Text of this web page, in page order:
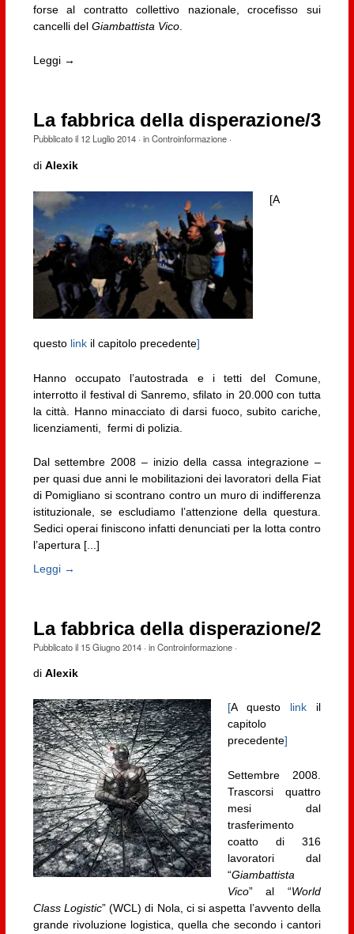
forse al contratto collettivo nazionale, crocefisso sui
cancelli del Giambattista Vico.
Leggi →
La fabbrica della disperazione/3
Pubblicato il 12 Luglio 2014· inControinformazione·
di Alexik
[A
questo linkil capitolo precedente]
Hanno occupato l’autostrada e i tetti del Comune,
interrotto il festival di Sanremo, sfilato in 20.000 con tutta
la città. Hanno minacciato di darsi fuoco, subito cariche,
licenziamenti, fermi di polizia.
Dal settembre 2008 – inizio della cassa integrazione –
per quasi due anni le mobilitazioni dei lavoratori della Fiat
di Pomigliano si scontrano contro un muro di indifferenza
istituzionale, se escludiamo l’attenzione della questura.
Sedici operai finiscono infatti denunciati per la lotta contro
l’apertura [...]
Leggi →
La fabbrica della disperazione/2
Pubblicato il 15 Giugno 2014· inControinformazione·
di Alexik
[A questo linkil
capitolo
precedente]
Settembre 2008.
Trascorsi quattro
mesi dal
trasferimento
coatto di 316
lavoratori dal
“Giambattista
Vico” al “World
Class Logistic” (WCL) di Nola, ci si aspetta l’avvento della
grande rivoluzione logistica, quella che secondo i cantori